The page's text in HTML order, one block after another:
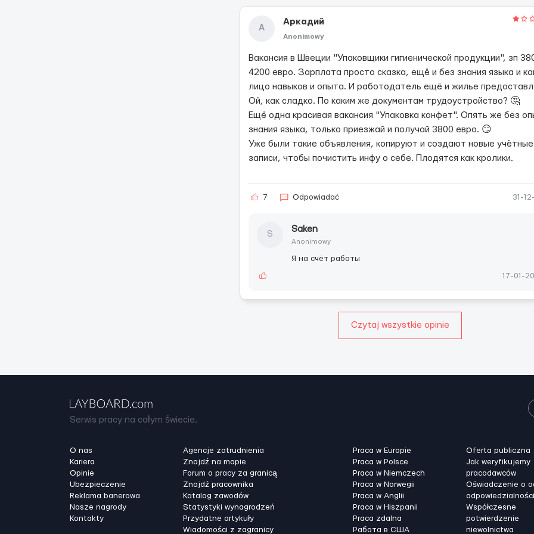
А
Аркадий
Anonimowy
Вакансия в Швеции "Упаковщики гигиенической продукции", зп
4200 евро. Зарплата просто сказка, ещё и без знания языка и
лицо навыков и опыта. И работодатель ещё и жилье
Ой, как сладко. По каким же документам трудоустройство? 🤔
Ещё одна красивая вакансия "Упаковка конфет". Опять же без
знания языка, только приезжай и получай 3800 евро. 😏
Уже были такие объявления, копируют и создают новые учётные
записи, чтобы почистить инфу о себе. Плодятся как кролики.
7 Odpowiadać 31-
S
Saken
Anonimowy
Я на счёт работы
17-01-
Czytaj wszystkie opinie
Serwis pracy na całym świecie.
O nas
Kariera
Opinie
Ubezpieczenie
Reklama banerowa
Nasze nagrody
Kontakty
Agencje zatrudnienia
Znajdź na mapie
Forum o pracy za granicą
Znajdź pracownika
Katalog zawodów
Statystyki wynagrodzeń
Przydatne artykuły
Wiadomości z zagranicy
Praca w Europie
Praca w Polsce
Praca w Niemczech
Praca w Norwegii
Praca w Anglii
Praca w Hiszpanii
Praca zdalna
Работа в США
Oferta publiczna
Jak weryfikujemy
pracodawców
Oświadczenie o
odpowiedzialności
Współczesne
potwierdzenie
niewolnictwa